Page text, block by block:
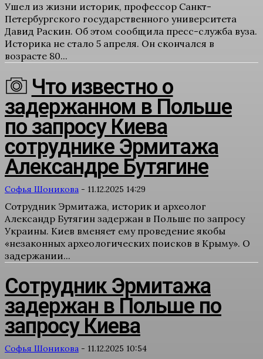
Ушел из жизни историк, профессор Санкт-
Петербургского государственного университета
Давид Раскин. Об этом сообщила пресс-служба вуза.
Историка не стало 5 апреля. Он скончался в
возрасте 80...
Что известно о
задержанном в Польше
по запросу Киева
сотруднике Эрмитажа
Александре Бутягине
Софья Шоникова - 11.12.2025 14:29
Сотрудник Эрмитажа, историк и археолог
Александр Бутягин задержан в Польше по запросу
Украины. Киев вменяет ему проведение якобы
«незаконных археологических поисков в Крыму». О
задержании...
Сотрудник Эрмитажа
задержан в Польше по
запросу Киева
Софья Шоникова - 11.12.2025 10:54